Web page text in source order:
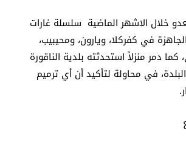
خلال الاشهر الماضية سلسلة غارات
في كفركلا، ويارون، ومحيبيب،
كما دمر منزلاً استحدثته بلدية الناقورة
في محاولة لتأكيد أن أي ترميم